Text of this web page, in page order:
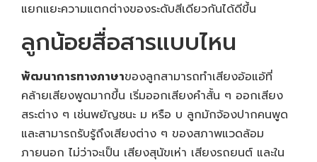
แยกแยะความแตกต่างของระดับสีเดียวกันได้ดีขึ้น
ลูกน้อยสื่อสารแบบไหน
พัฒนาการทางภาษาของลูกสามารถทำเสียงอ้อแอ้ที่
คล้ายเสียงพูดมากขึ้น เริ่มออกเสียงคำสั้น ๆ ออกเสียง
สระต่าง ๆ เช่นพยัญชนะ ม หรือ บ ลูกมักจ้องปากคนพูด
และสามารถรับรู้ถึงเสียงต่าง ๆ ของสภาพแวดล้อม
ภายนอก ไม่ว่าจะเป็น เสียงสุนัขเห่า เสียงรถยนต์ และใน